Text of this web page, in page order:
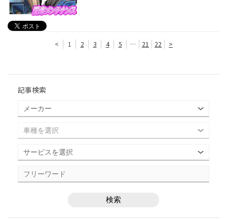
< 1 2 3 4 5 … 21 22 >
記事検索